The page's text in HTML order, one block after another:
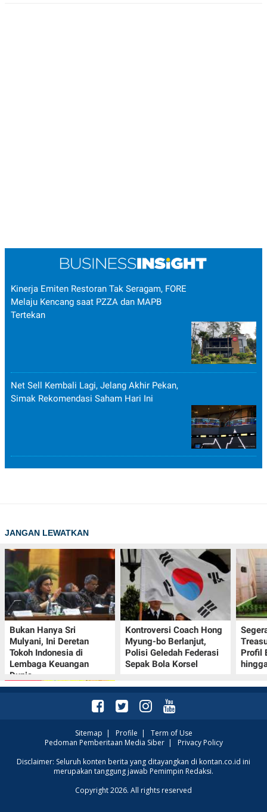
Kinerja Emiten Restoran Tak Seragam, FORE
Melaju Kencang saat PZZA dan MAPB
Tertekan
Net Sell Kembali Lagi, Jelang Akhir Pekan,
Simak Rekomendasi Saham Hari Ini
JANGAN LEWATKAN
Bukan Hanya Sri
Mulyani, Ini Deretan
Tokoh Indonesia di
Lembaga Keuangan
Dunia
Kontroversi Coach Hong
Myung-bo Berlanjut,
Polisi Geledah Federasi
Sepak Bola Korsel
Profil
Promo JSM Alfamart 7–
9 Agustus 2026, Minyak
Sitemap | Profile | Term of Use
Pedoman Pemberitaan Media Siber| Privacy Policy
Disclaimer: Seluruh konten berita yang ditayangkan di kontan.co.id ini
merupakan tanggung jawab Pemimpin Redaksi.
Copyright 2026. All rights reserved